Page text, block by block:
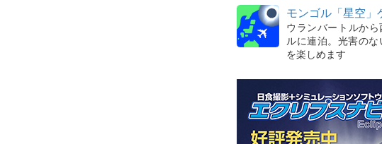
モンゴル「星空」
ウランバートルか
ルに連泊。光害の
を楽しめます